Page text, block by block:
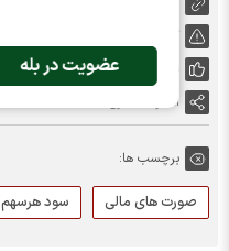
عضویت در بله
اشتراک گذاری
برچسب ها:
صورت های مالی سود هرسهم